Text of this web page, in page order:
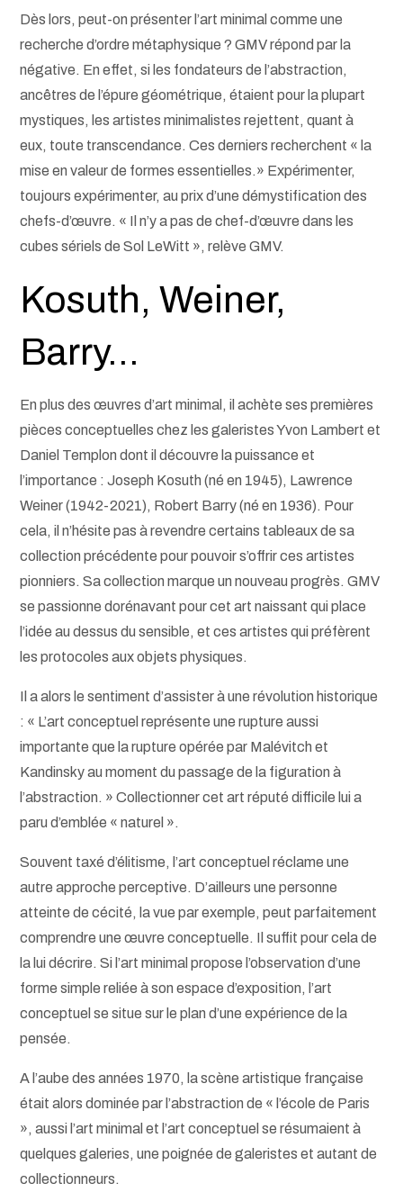
Dès lors, peut-on présenter l’art minimal comme une
recherche d’ordre métaphysique ? GMV répond par la
négative. En effet, si les fondateurs de l’abstraction,
ancêtres de l’épure géométrique, étaient pour la plupart
mystiques, les artistes minimalistes rejettent, quant à
eux, toute transcendance. Ces derniers recherchent « la
mise en valeur de formes essentielles.» Expérimenter,
toujours expérimenter, au prix d’une démystification des
chefs-d’œuvre. « Il n’y a pas de chef-d’œuvre dans les
cubes sériels de Sol LeWitt », relève GMV.
Kosuth, Weiner,
Barry…
En plus des œuvres d’art minimal, il achète ses premières
pièces conceptuelles chez les galeristes Yvon Lambert et
Daniel Templon dont il découvre la puissance et
l’importance : Joseph Kosuth (né en 1945), Lawrence
Weiner (1942-2021), Robert Barry (né en 1936). Pour
cela, il n’hésite pas à revendre certains tableaux de sa
collection précédente pour pouvoir s’offrir ces artistes
pionniers. Sa collection marque un nouveau progrès. GMV
se passionne dorénavant pour cet art naissant qui place
l’idée au dessus du sensible, et ces artistes qui préfèrent
les protocoles aux objets physiques.
Il a alors le sentiment d’assister à une révolution historique
: « L’art conceptuel représente une rupture aussi
importante que la rupture opérée par Malévitch et
Kandinsky au moment du passage de la figuration à
l’abstraction. » Collectionner cet art réputé difficile lui a
paru d’emblée « naturel ».
Souvent taxé d’élitisme, l’art conceptuel réclame une
autre approche perceptive. D’ailleurs une personne
atteinte de cécité, la vue par exemple, peut parfaitement
comprendre une œuvre conceptuelle. Il suffit pour cela de
la lui décrire. Si l’art minimal propose l’observation d’une
forme simple reliée à son espace d’exposition, l’art
conceptuel se situe sur le plan d’une expérience de la
pensée.
A l’aube des années 1970, la scène artistique française
était alors dominée par l’abstraction de « l’école de Paris
», aussi l’art minimal et l’art conceptuel se résumaient à
quelques galeries, une poignée de galeristes et autant de
collectionneurs.